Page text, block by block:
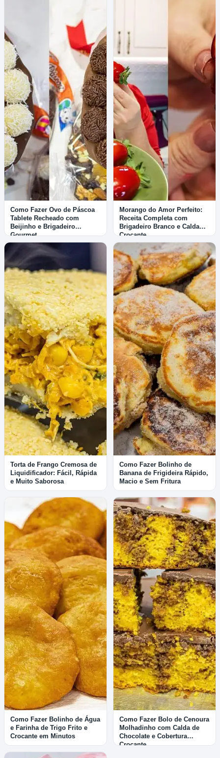
Como Fazer Ovo de Páscoa
Tablete Recheado com
Beijinho e Brigadeiro
Gourmet
Morango do Amor Perfeito:
Receita Completa com
Brigadeiro Branco e Calda
Crocante
Torta de Frango Cremosa de
Liquidificador: Fácil, Rápida
e Muito Saborosa
Como Fazer Bolinho de
Banana de Frigideira Rápido,
Macio e Sem Fritura
Como Fazer Bolinho de Água
e Farinha de Trigo Frito e
Crocante em Minutos
Como Fazer Bolo de Cenoura
Molhadinho com Calda de
Chocolate e Cobertura
Crocante